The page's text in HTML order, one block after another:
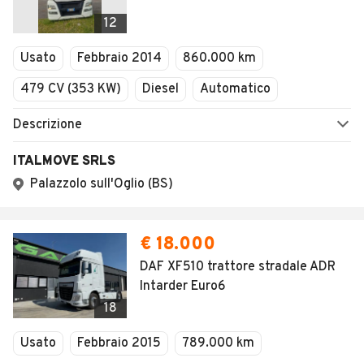
12
Usato Febbraio 2014
860.000 km
479 CV (353 KW)
Diesel Automatico
Descrizione
ITALMOVE SRLS
Palazzolo sull'Oglio (BS)
18
€ 18.000
DAF XF510 trattore stradale ADR
Intarder Euro6
Usato Febbraio 2015
789.000 km